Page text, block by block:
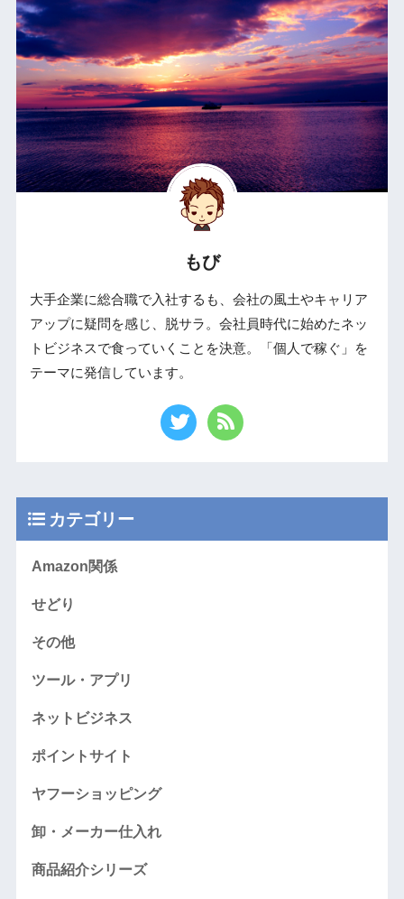
もび
大手企業に総合職で入社するも、会社の風土やキャリア
アップに疑問を感じ、脱サラ。会社員時代に始めたネッ
トビジネスで食っていくことを決意。「個人で稼ぐ」を
テーマに発信しています。
カテゴリー
Amazon関係
せどり
その他
ツール・アプリ
ネットビジネス
ポイントサイト
ヤフーショッピング
卸・メーカー仕入れ
商品紹介シリーズ